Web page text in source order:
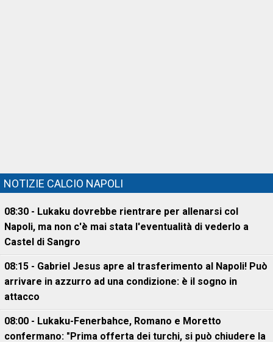
NOTIZIE CALCIO NAPOLI
08:30 - Lukaku dovrebbe rientrare per allenarsi col
Napoli, ma non c'è mai stata l'eventualità di vederlo a
Castel di Sangro
08:15 - Gabriel Jesus apre al trasferimento al Napoli! Può
arrivare in azzurro ad una condizione: è il sogno in
attacco
08:00 - Lukaku-Fenerbahce, Romano e Moretto
confermano: "Prima offerta dei turchi, si può chiudere la